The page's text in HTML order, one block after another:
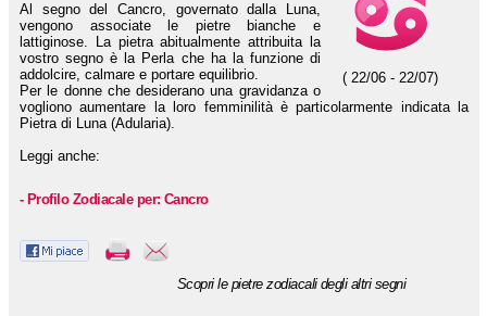
( 22/06 - 22/07)
Al segno del Cancro, governato dalla Luna,
vengono associate le pietre bianche e
lattiginose. La pietra abitualmente attribuita la
vostro segno è la Perla che ha la funzione di
addolcire, calmare e portare equilibrio.
Per le donne che desiderano una gravidanza o
vogliono aumentare la loro femminilità è particolarmente indicata la
Pietra di Luna (Adularia).
Leggi anche:
- Profilo Zodiacale per: Cancro
Scopri le pietre zodiacali degli altri segni